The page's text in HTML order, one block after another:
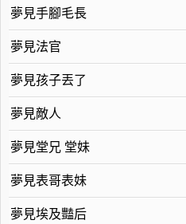
夢見手腳毛長
夢見法官
夢見孩子丟了
夢見敵人
夢見堂兄 堂妹
夢見表哥表妹
夢見埃及豔后